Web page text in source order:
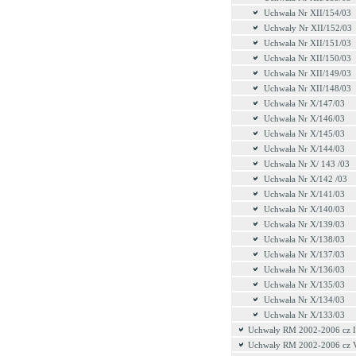
Uchwała Nr XII/154/03
Uchwały Nr XII/152/03
Uchwała Nr XII/151/03
Uchwała Nr XII/150/03
Uchwała Nr XII/149/03
Uchwała Nr XII/148/03
Uchwała Nr X/147/03
Uchwała Nr X/146/03
Uchwała Nr X/145/03
Uchwała Nr X/144/03
Uchwała Nr X/ 143 /03
Uchwała Nr X/142 /03
Uchwała Nr X/141/03
Uchwała Nr X/140/03
Uchwała Nr X/139/03
Uchwała Nr X/138/03
Uchwała Nr X/137/03
Uchwała Nr X/136/03
Uchwała Nr X/135/03
Uchwała Nr X/134/03
Uchwała Nr X/133/03
Uchwały RM 2002-2006 cz
Uchwały RM 2002-2006 cz